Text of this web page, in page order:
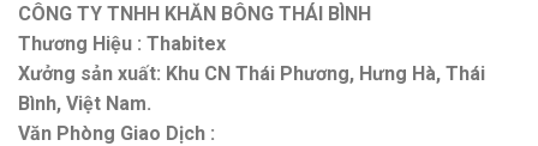
CÔNG TY TNHH KHĂN BÔNG THÁI BÌNH
Thương Hiệu : Thabitex
Xưởng sản xuất: Khu CN Thái Phương, Hưng Hà, Thái
Bình, Việt Nam.
Văn Phòng Giao Dịch :